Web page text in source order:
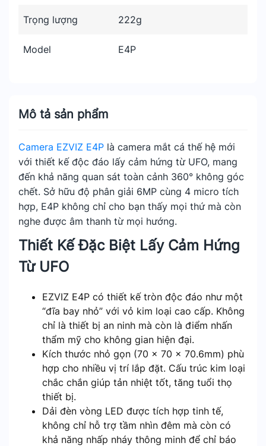
Mô tả sản phẩm
Camera EZVIZ E4P là camera mắt cá thế hệ mới
với thiết kế độc đáo lấy cảm hứng từ UFO, mang
đến khả năng quan sát toàn cảnh 360° không góc
chết. Sở hữu độ phân giải 6MP cùng 4 micro tích
hợp, E4P không chỉ cho bạn thấy mọi thứ mà còn
nghe được âm thanh từ mọi hướng.
Thiết Kế Đặc Biệt Lấy Cảm Hứng
Từ UFO
EZVIZ E4P có thiết kế tròn độc đáo như một
“đĩa bay nhỏ” với vỏ kim loại cao cấp. Không
chỉ là thiết bị an ninh mà còn là điểm nhấn
thẩm mỹ cho không gian hiện đại.
Kích thước nhỏ gọn (70 × 70 × 70.6mm) phù
hợp cho nhiều vị trí lắp đặt. Cấu trúc kim loại
chắc chắn giúp tản nhiệt tốt, tăng tuổi thọ
thiết bị.
Dải đèn vòng LED được tích hợp tinh tế,
không chỉ hỗ trợ tầm nhìn đêm mà còn có
khả năng nhấp nháy thông minh để chỉ báo
Trọng lượng 222g
Model E4P